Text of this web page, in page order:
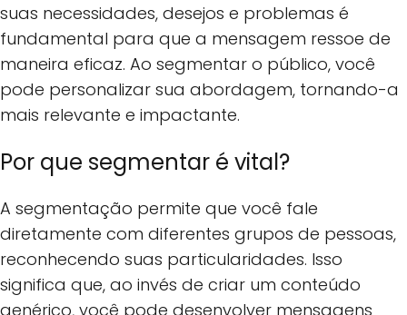
suas necessidades, desejos e problemas é
fundamental para que a mensagem ressoe de
maneira eficaz. Ao segmentar o público, você
pode personalizar sua abordagem, tornando-a
mais relevante e impactante.
Por que segmentar é vital?
A segmentação permite que você fale
diretamente com diferentes grupos de pessoas,
reconhecendo suas particularidades. Isso
significa que, ao invés de criar um conteúdo
genérico, você pode desenvolver mensagens